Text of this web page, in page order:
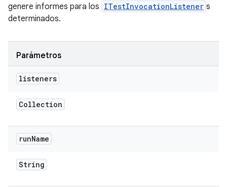
genere informes para los ITestInvocationListener s
determinados.
Parámetros
listeners
Collection
runName
String